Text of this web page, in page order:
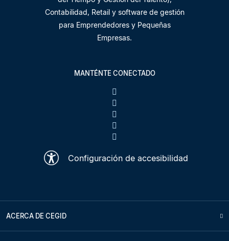
Contabilidad, Retail y software de gestión
para Emprendedores y Pequeñas
Empresas.
MANTÉNTE CONECTADO
Configuración de accesibilidad
ACERCA DE CEGID